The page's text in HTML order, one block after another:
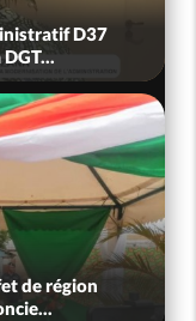
D37
de région